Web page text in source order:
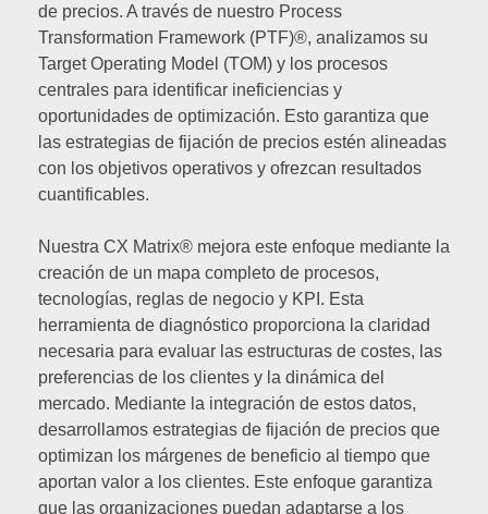
de precios. A través de nuestro Process
Transformation Framework (PTF)®, analizamos su
Target Operating Model (TOM) y los procesos
centrales para identificar ineficiencias y
oportunidades de optimización. Esto garantiza que
las estrategias de fijación de precios estén alineadas
con los objetivos operativos y ofrezcan resultados
cuantificables.
Nuestra CX Matrix® mejora este enfoque mediante la
creación de un mapa completo de procesos,
tecnologías, reglas de negocio y KPI. Esta
herramienta de diagnóstico proporciona la claridad
necesaria para evaluar las estructuras de costes, las
preferencias de los clientes y la dinámica del
mercado. Mediante la integración de estos datos,
desarrollamos estrategias de fijación de precios que
optimizan los márgenes de beneficio al tiempo que
aportan valor a los clientes. Este enfoque garantiza
que las organizaciones puedan adaptarse a los